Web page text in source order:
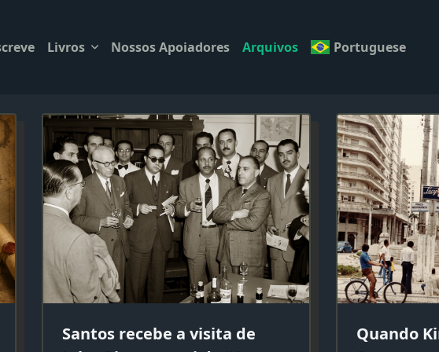
Livros Nossos Apoiadores Arquivos Portuguese
Santos recebe a visita de
Quando